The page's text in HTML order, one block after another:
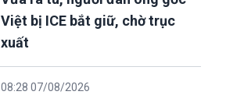
Việt bị ICE bắt giữ, chờ trục
xuất
08:28 07/08/2026